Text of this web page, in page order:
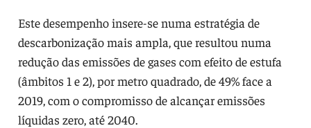
Este desempenho insere-se numa estratégia de
descarbonização mais ampla, que resultou numa
redução das emissões de gases com efeito de estufa
(âmbitos 1 e 2), por metro quadrado, de 49% face a
2019, com o compromisso de alcançar emissões
líquidas zero, até 2040.